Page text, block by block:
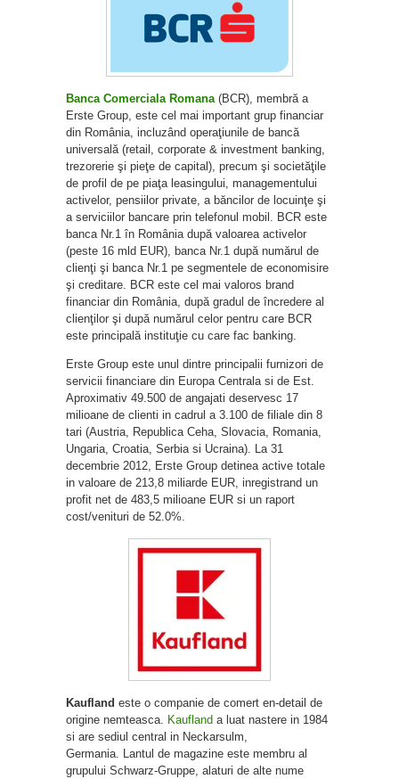
Banca Comerciala Romana (BCR), membră a
Erste Group, este cel mai important grup financiar
din România, incluzând operaţiunile de bancă
universală (retail, corporate & investment banking,
trezorerie şi pieţe de capital), precum şi societăţile
de profil de pe piaţa leasingului, managementului
activelor, pensiilor private, a băncilor de locuinţe şi
a serviciilor bancare prin telefonul mobil. BCR este
banca Nr.1 în România după valoarea activelor
(peste 16 mld EUR), banca Nr.1 după numărul de
clienţi şi banca Nr.1 pe segmentele de economisire
şi creditare. BCR este cel mai valoros brand
financiar din România, după gradul de încredere al
clienţilor şi după numărul celor pentru care BCR
este principală instituţie cu care fac banking.
Erste Group este unul dintre principalii furnizori de
servicii financiare din Europa Centrala si de Est.
Aproximativ 49.500 de angajati deservesc 17
milioane de clienti in cadrul a 3.100 de filiale din 8
tari (Austria, Republica Ceha, Slovacia, Romania,
Ungaria, Croatia, Serbia si Ucraina). La 31
decembrie 2012, Erste Group detinea active totale
in valoare de 213,8 miliarde EUR, inregistrand un
profit net de 483,5 milioane EUR si un raport
cost/venituri de 52.0%.
Kaufland este o companie de comert en-detail de
origine nemteasca. Kaufland a luat nastere in 1984
si are sediul central in Neckarsulm,
Germania. Lantul de magazine este membru al
grupului Schwarz-Gruppe, alaturi de alte nume